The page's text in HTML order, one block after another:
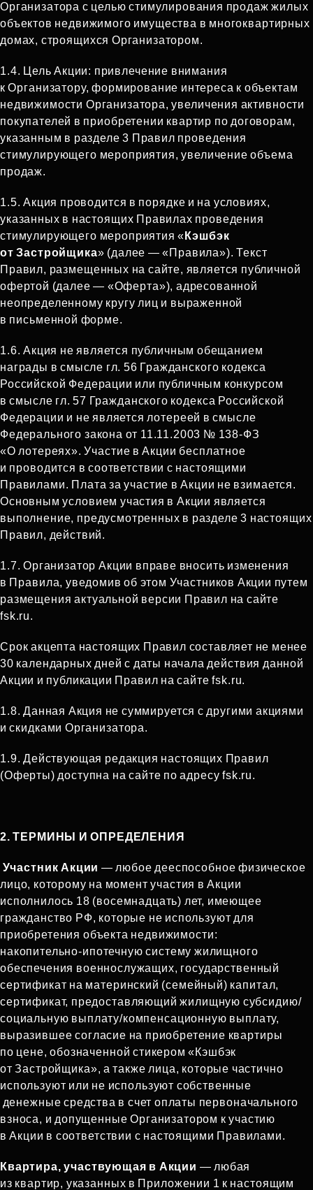
Организатора с целью стимулирования продаж жилых
объектов недвижимого имущества в многоквартирных
домах, строящихся Организатором.
1.4. Цель Акции: привлечение внимания
к Организатору, формирование интереса к объектам
недвижимости Организатора, увеличения активности
покупателей в приобретении квартир по договорам,
указанным в разделе 3 Правил проведения
стимулирующего мероприятия, увеличение объема
продаж.
1.5. Акция проводится в порядке и на условиях,
указанных в настоящих Правилах проведения
стимулирующего мероприятия « Кэшбэк
от Застройщика» (далее — «Правила»). Текст
Правил, размещенных на сайте, является публичной
офертой (далее — «Оферта»), адресованной
неопределенному кругу лиц и выраженной
в письменной форме.
1.6. Акция не является публичным обещанием
награды в смысле гл. 56 Гражданского кодекса
Российской Федерации или публичным конкурсом
в смысле гл. 57 Гражданского кодекса Российской
Федерации и не является лотереей в смысле
Федерального закона от 11.11.2003 № 138‑ФЗ
«О лотереях». Участие в Акции бесплатное
и проводится в соответствии с настоящими
Правилами. Плата за участие в Акции не взимается.
Основным условием участия в Акции является
выполнение, предусмотренных в разделе 3 настоящих
Правил, действий.
1.7. Организатор Акции вправе вносить изменения
в Правила, уведомив об этом Участников Акции путем
размещения актуальной версии Правил на сайте
fsk.ru.
Срок акцепта настоящих Правил составляет не менее
30 календарных дней с даты начала действия данной
Акции и публикации Правил на сайте fsk.ru.
1.8. Данная Акция не суммируется с другими акциями
и скидками Организатора.
1.9. Действующая редакция настоящих Правил
(Оферты) доступна на сайте по адресу fsk.ru.
2. ТЕРМИНЫ И ОПРЕДЕЛЕНИЯ
Участник Акции — любое дееспособное физическое
лицо, которому на момент участия в Акции
исполнилось 18 (восемнадцать) лет, имеющее
гражданство РФ, которые не используют для
приобретения объекта недвижимости:
накопительно‑ипотечную систему жилищного
обеспечения военнослужащих, государственный
сертификат на материнский (семейный) капитал,
сертификат, предоставляющий жилищную субсидию/
социальную выплату/компенсационную выплату,
выразившее согласие на приобретение квартиры
по цене, обозначенной стикером «Кэшбэк
от Застройщика», а также лица, которые частично
используют или не используют собственные
денежные средства в счет оплаты первоначального
взноса, и допущенные Организатором к участию
в Акции в соответствии с настоящими Правилами.
Квартира, участвующая в Акции — любая
из квартир, указанных в Приложении 1 к настоящим